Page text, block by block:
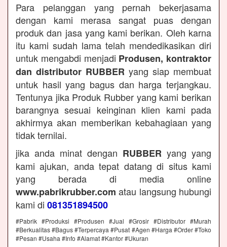
Para pelanggan yang pernah bekerjasama
dengan kami merasa sangat puas dengan
produk dan jasa yang kami berikan. Oleh karna
itu kami sudah lama telah mendedikasikan diri
untuk mengabdi menjadi Produsen, kontraktor
dan distributor RUBBER yang siap membuat
untuk hasil yang bagus dan harga terjangkau.
Tentunya jika Produk Rubber yang kami berikan
barangnya sesuai keinginan klien kami pada
akhirmya akan memberikan kebahagiaan yang
tidak ternilai.
jika anda minat dengan RUBBER yang yang
kami ajukan, anda tepat datang di situs kami
yang berada di media online
www.pabrikrubber.com atau langsung hubungi
kami di 081351894500
#Pabrik #Produksi #Produsen #Jual #Grosir #Distributor #Murah
#Berkualitas #Bagus #Terpercaya #Pusat #Agen #Harga #Order #Toko
#Pesan #Usaha #Info #Alamat #Kantor #Ukuran